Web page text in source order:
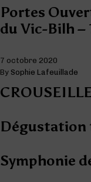
Portes
du Vic-Bilh –
7 octobre 2020
By Sophie Lafeuillade
Dégustation
Symphonie